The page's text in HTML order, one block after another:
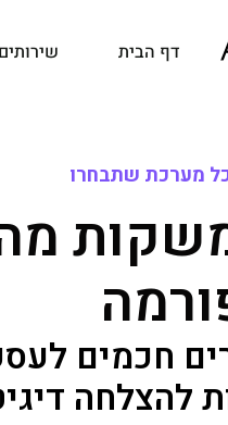
דף הבית שירותים
ל מערכת שתבחרו
שקות מ
ורמה
חכמים
להצלחה